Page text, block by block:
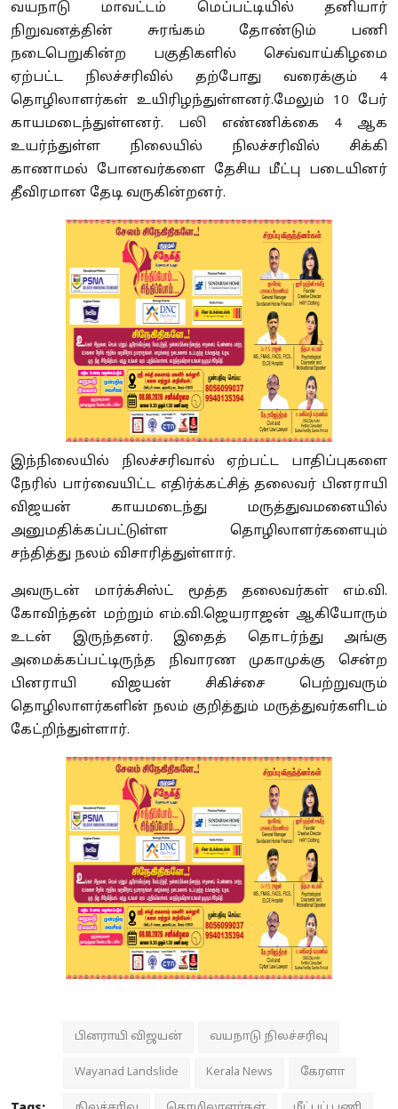
வயநாடு மாவட்டம் மெப்பட்டியில் தனியார்
நிறுவனத்தின் சுரங்கம் தோண்டும் பணி
நடைபெறுகின்ற பகுதிகளில் செவ்வாய்கிழமை
ஏற்பட்ட நிலச்சரிவில் தற்போது வரைக்கும் 4
தொழிலாளர்கள் உயிரிழந்துள்ளனர்.மேலும் 10 பேர்
காயமடைந்துள்ளனர். பலி எண்ணிக்கை 4 ஆக
உயர்ந்துள்ள நிலையில் நிலச்சரிவில் சிக்கி
காணாமல் போனவர்களை தேசிய மீட்பு படையினர்
தீவிரமான தேடி வருகின்றனர்.
இந்நிலையில் நிலச்சரிவால் ஏற்பட்ட பாதிப்புகளை
நேரில் பார்வையிட்ட எதிர்க்கட்சித் தலைவர் பினராயி
விஜயன் காயமடைந்து மருத்துவமனையில்
அனுமதிக்கப்பட்டுள்ள தொழிலாளர்களையும்
சந்தித்து நலம் விசாரித்துள்ளார்.
அவருடன் மார்க்சிஸ்ட் மூத்த தலைவர்கள் எம்.வி.
கோவிந்தன் மற்றும் எம்.வி.ஜெயராஜன் ஆகியோரும்
உடன் இருந்தனர். இதைத் தொடர்ந்து அங்கு
அமைக்கப்பட்டிருந்த நிவாரண முகாமுக்கு சென்ற
பினராயி விஜயன் சிகிச்சை பெற்றுவரும்
தொழிலாளர்களின் நலம் குறித்தும் மருத்துவர்களிடம்
கேட்றிந்துள்ளார்.
பினராயி விஜயன் வயநாடு நிலச்சரிவு
Wayanad Landslide Kerala News கேரளா